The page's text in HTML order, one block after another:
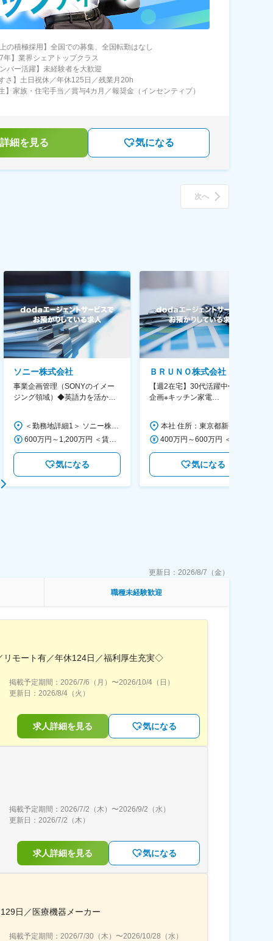
の積極採用】全国での募集、全国転勤はなし
年】業界シェアトップクラス
バー活躍】未経験者を大歓迎
さ】土日祝休／年休125日／残業月20h
】家族・住宅手当／賞与4カ月／報奨金（インセンティブ）
細を見る 気になる
次へ
ソニー株式会社
事業企画管理（SONYのイメー
ジング領域）◆英語力を活か
気になる
ＢＲＵＮＯ株式会社
【週2在宅】30代活躍中◆商品
企画※キッチン家電
気になる
更新日： 2026/8/7（金）
職種未経験歓迎
モート有／年休124日／福利厚生充実◇
掲載予定期間： 2026/7/6（月） 〜2026/10/4（日）
更新日： 2026/8/4（火）
求人詳細を見る 気になる
掲載予定期間： 2026/7/2（木） 〜2026/9/2（水）
更新日： 2026/7/2（木）
求人詳細を見る 気になる
日／医療機器メーカー
掲載予定期間： 2026/7/30（木） 〜2026/10/28（水）